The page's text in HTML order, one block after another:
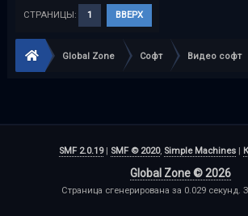
СТРАНИЦЫ: 1 ВВЕРХ
Global Zone Софт Видео софт
SMF 2.0.19| SMF © 2020, Simple Machines
Global Zone © 2026
Страница сгенерирована за 0.029 секунд.